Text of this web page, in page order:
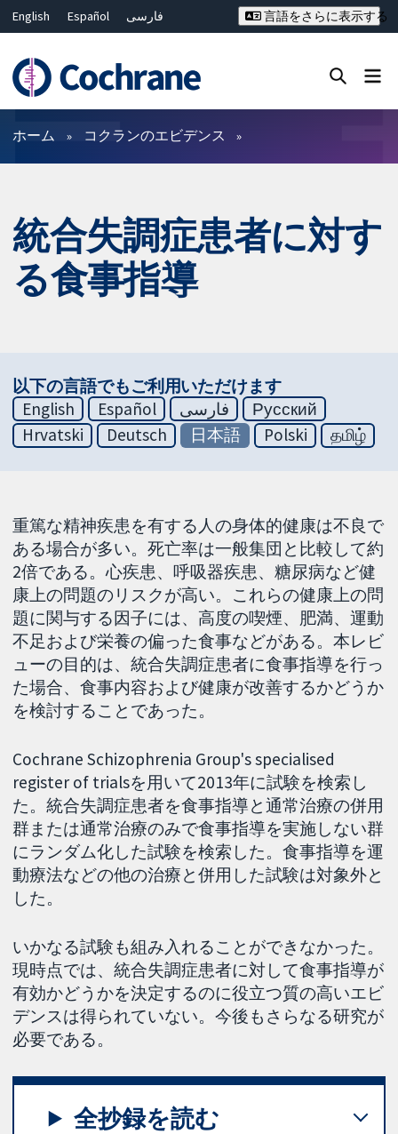
English Español
فارسی
Deutsch
Bahasa Malaysia
ไทย
繁體中文
简体中文
言語をさらに表示する
フィルター
ホーム コクランのエビデンス
統合失調症患者に対す
る食事指導
以下の言語でもご利用いただけます
English
Español فارسی
Русский
Hrvatski
Deutsch 日本語 Polski தமிழ்
重篤な精神疾患を有する人の身体的健康は不良で
ある場合が多い。死亡率は一般集団と比較して約
2倍である。心疾患、呼吸器疾患、糖尿病など健
康上の問題のリスクが高い。これらの健康上の問
題に関与する因子には、高度の喫煙、肥満、運動
不足および栄養の偏った食事などがある。本レビ
ューの目的は、統合失調症患者に食事指導を行っ
た場合、食事内容および健康が改善するかどうか
を検討することであった。
Cochrane Schizophrenia Group's specialised
register of trialsを用いて2013年に試験を検索し
た。統合失調症患者を食事指導と通常治療の併用
群または通常治療のみで食事指導を実施しない群
にランダム化した試験を検索した。食事指導を運
動療法などの他の治療と併用した試験は対象外と
した。
いかなる試験も組み入れることができなかった。
現時点では、統合失調症患者に対して食事指導が
有効かどうかを決定するのに役立つ質の高いエビ
デンスは得られていない。今後もさらなる研究が
必要である。
全抄録を読む